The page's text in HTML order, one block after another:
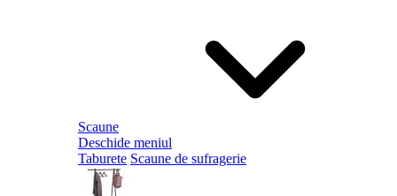
Scaune
Deschide meniul
Taburete Scaune de sufragerie